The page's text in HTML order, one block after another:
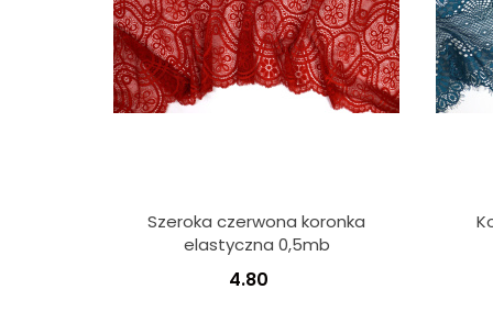
Szeroka czerwona koronka
elastyczna 0,5mb
4.80